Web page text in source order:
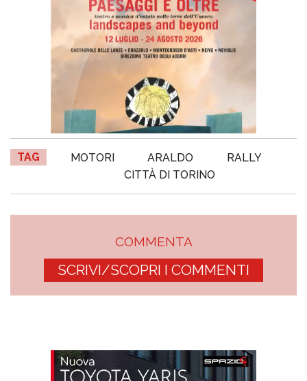
TAG MOTORI ARALDO
RALLY
CITTÀ DI TORINO
COMMENTA
SCRIVI/SCOPRI I COMMENTI